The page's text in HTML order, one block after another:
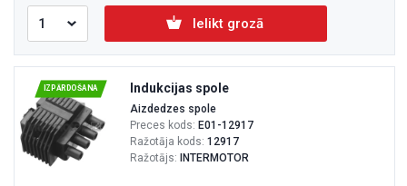
Ielikt grozā
IZPĀRDOŠANA Indukcijas spole
Aizdedzes spole
Preces kods: E01-12917
Ražotāja kods: 12917
Ražotājs:
INTERMOTOR